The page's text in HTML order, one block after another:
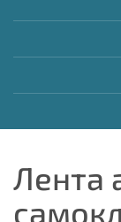
Лента